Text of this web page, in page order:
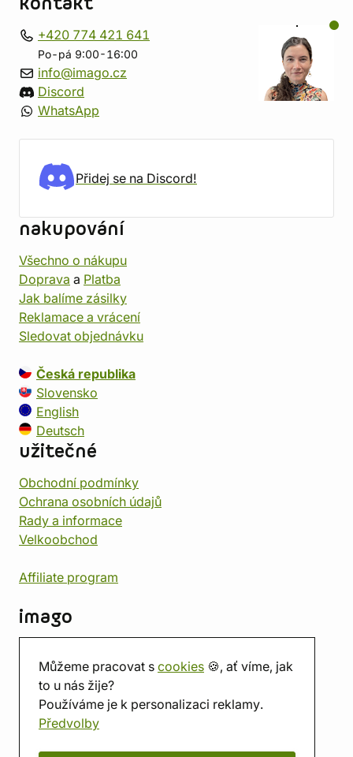
Můžeme pracovat s cookies 🍪, ať víme, jak
to u nás žije?
Používáme je k personalizaci reklamy.
Předvolby
+420 774 421 641
Po-pá 9:00-16:00
info@imago.cz
Discord
WhatsApp
Přidej se na Discord!
nakupování
Všechno o nákupu
Doprava a Platba
Jak balíme zásilky
Reklamace a vrácení
Sledovat objednávku
Česká republika
Slovensko
English
Deutsch
užitečné
Obchodní podmínky
Ochrana osobních údajů
Rady a informace
Velkoobchod
Affiliate program
imago
Prodejna
Herna
O nás
Hodnocení obchodu